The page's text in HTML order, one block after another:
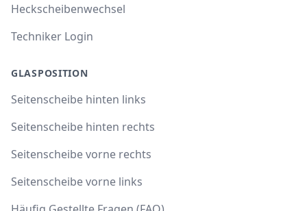
Heckscheibenwechsel
Techniker Login
GLASPOSITION
Seitenscheibe hinten links
Seitenscheibe hinten rechts
Seitenscheibe vorne rechts
Seitenscheibe vorne links